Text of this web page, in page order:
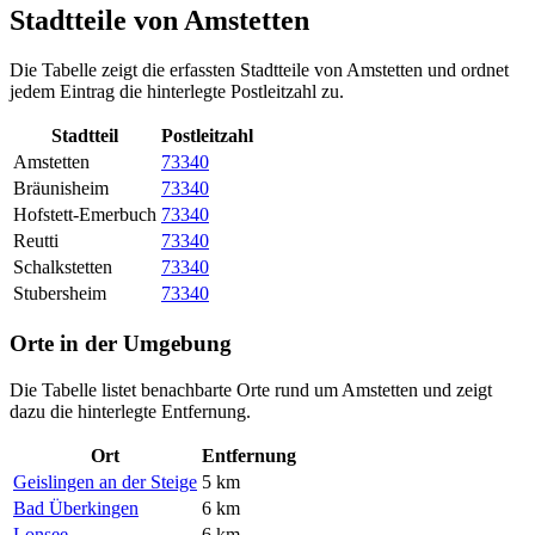
Stadtteile von Amstetten
Die Tabelle zeigt die erfassten Stadtteile von Amstetten und ordnet
jedem Eintrag die hinterlegte Postleitzahl zu.
Stadtteil
Postleitzahl
Amstetten
73340
Bräunisheim
73340
Hofstett-Emerbuch 73340
Reutti
73340
Schalkstetten
73340
Stubersheim
73340
Orte in der Umgebung
Die Tabelle listet benachbarte Orte rund um Amstetten und zeigt
dazu die hinterlegte Entfernung.
Ort
Entfernung
Geislingen an der Steige 5 km
Bad Überkingen
6 km